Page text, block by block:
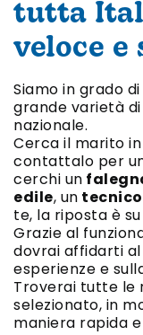
tutta
veloce e
Siamo in grado
grande varietà
nazionale.
Cerca il marito
contattalo per
cerchi un
edile, un
te, la riposta è
Grazie al
dovrai affidarti
esperienze e
Troverai tutte le
selezionato, in
maniera rapida